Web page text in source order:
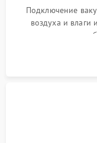
Подключение
воздуха и влаги
дозированным
электронным